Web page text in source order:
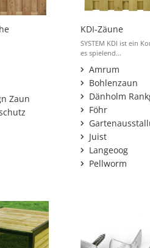
Zaun
KDI-Zäune
SYSTEM KDI ist ein
es spielend...
Amrum
Bohlenzaun
Dänholm
Föhr
Juist
Langeoog
Pellworm